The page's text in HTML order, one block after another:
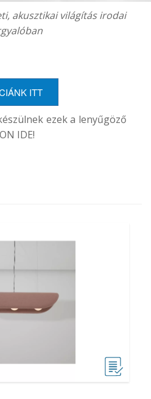
akusztikai világítás irodai
ITT
ezek a lenyűgöző
IDE!